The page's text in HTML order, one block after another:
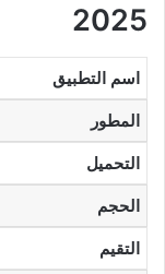
2025
اسم التطبيق
المطور
التحميل
الحجم
التقيم